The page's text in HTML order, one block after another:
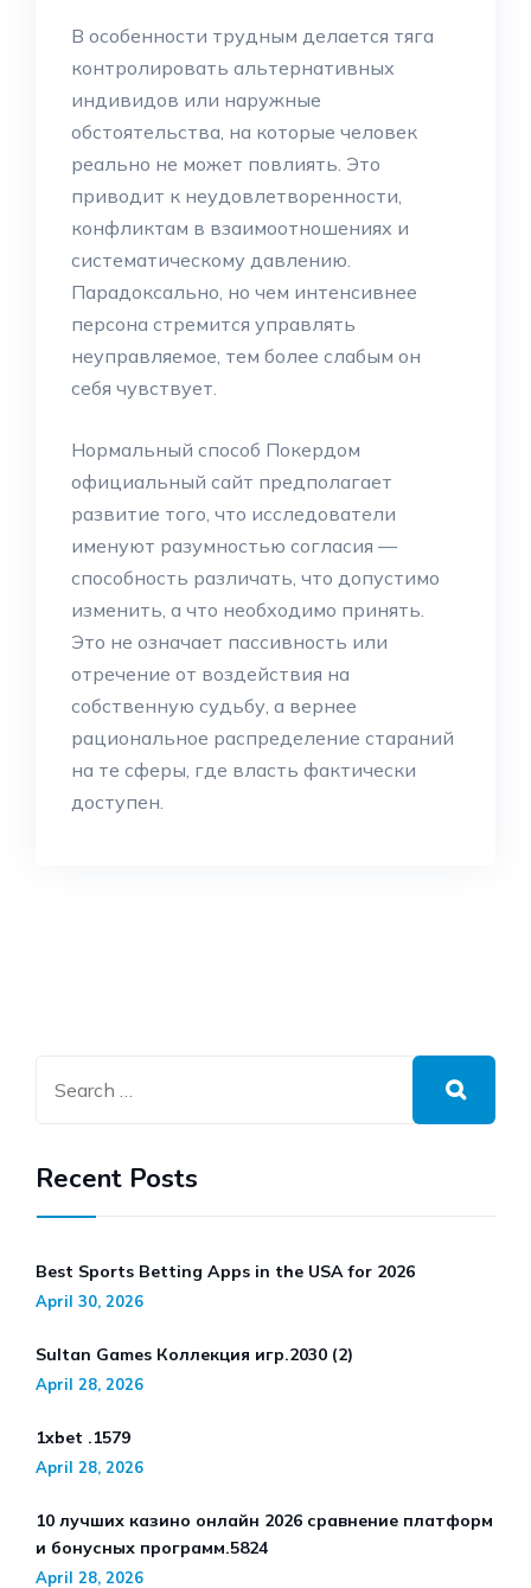
В особенности трудным делается тяга
контролировать альтернативных
индивидов или наружные
обстоятельства, на которые человек
реально не может повлиять. Это
приводит к неудовлетворенности,
конфликтам в взаимоотношениях и
систематическому давлению.
Парадоксально, но чем интенсивнее
персона стремится управлять
неуправляемое, тем более слабым он
себя чувствует.
Нормальный способ Покердом
официальный сайт предполагает
развитие того, что исследователи
именуют разумностью согласия —
способность различать, что допустимо
изменить, а что необходимо принять.
Это не означает пассивность или
отречение от воздействия на
собственную судьбу, а вернее
рациональное распределение стараний
на те сферы, где власть фактически
доступен.
Recent Posts
Best Sports Betting Apps in the USA for 2026
April 30, 2026
Sultan Games Коллекция игр.2030 (2)
April 28, 2026
1xbet .1579
April 28, 2026
10 лучших казино онлайн 2026 сравнение платформ
и бонусных программ.5824
April 28, 2026